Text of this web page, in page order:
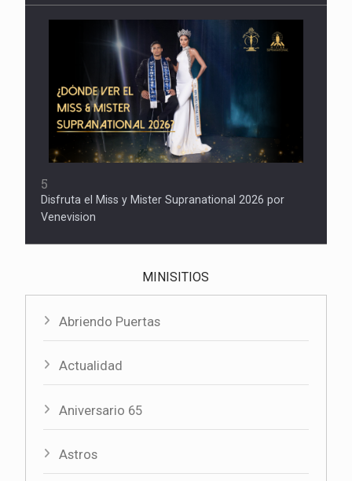
5
Disfruta el Miss y Mister Supranational 2026 por
Venevision
MINISITIOS
Abriendo Puertas
Actualidad
Aniversario 65
Astros